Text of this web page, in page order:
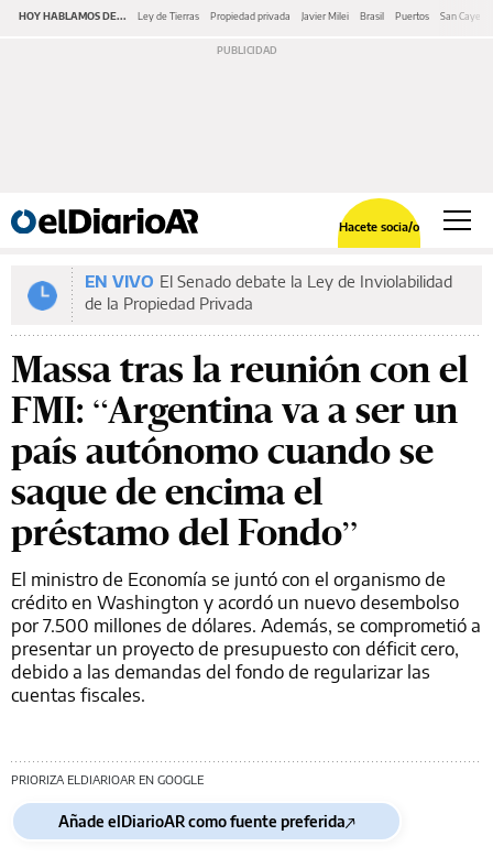
HOY HABLAMOS DE... Ley de Tierras Propiedad privada Javier Milei Brasil Puertos San
Hacete socia/o
EN VIVO El Senado debate la Ley de Inviolabilidad
de la Propiedad Privada
Massa tras la reunión con el
FMI: “Argentina va a ser un
país autónomo cuando se
saque de encima el
préstamo del Fondo”
El ministro de Economía se juntó con el organismo de
crédito en Washington y acordó un nuevo desembolso
por 7.500 millones de dólares. Además, se comprometió a
presentar un proyecto de presupuesto con déficit cero,
debido a las demandas del fondo de regularizar las
cuentas fiscales.
PRIORIZA ELDIARIOAR EN GOOGLE
Añade elDiarioAR como fuente preferida